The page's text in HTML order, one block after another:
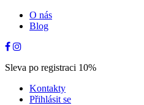
O nás
Blog
Sleva po registraci 10%
Kontakty
Přihlásit se